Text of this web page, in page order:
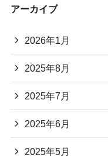
アーカイブ
2026年1月
2025年8月
2025年7月
2025年6月
2025年5月